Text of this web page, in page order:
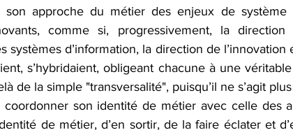
approche du métier des enjeux de système
comme si, progressivement, la direction
systèmes d’information, la direction de l’innovation
s’hybridaient, obligeant chacune à une
de la simple "transversalité", puisqu’il ne s’agit
son identité de métier avec celle des
de métier, d’en sortir, de la faire éclater et